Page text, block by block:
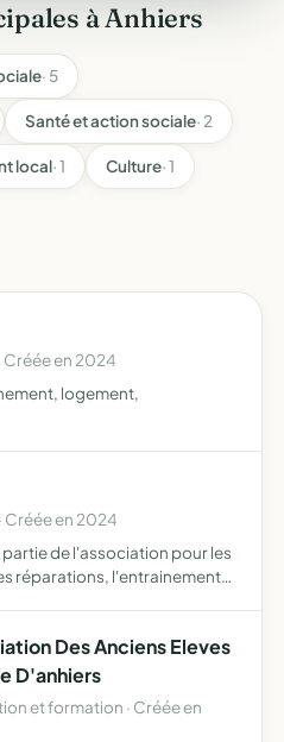
à Anhiers
· 5
Santé et action sociale· 2
local· 1 Culture· 1
Créée en 2024
logement,
Créée en 2024
de l'association pour les
réparations, l'entrainement,
Des Anciens Eleves
D'anhiers
et formation · Créée en